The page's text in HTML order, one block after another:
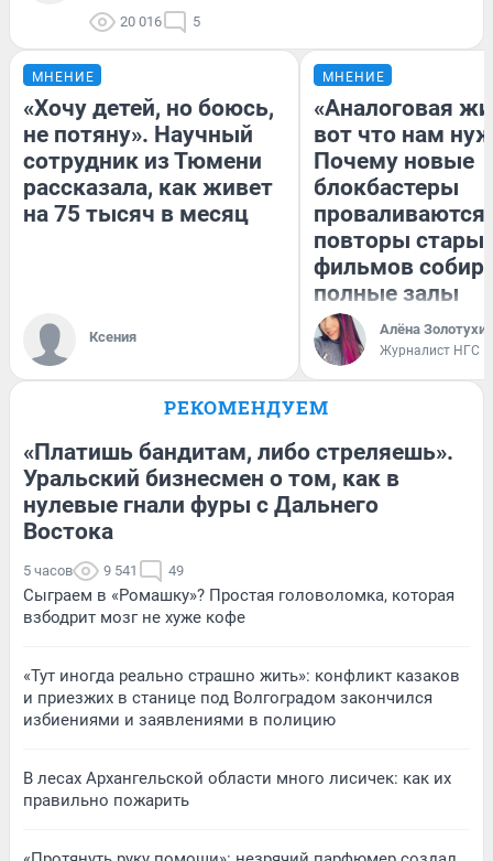
20 016 5
МНЕНИЕ
«Хочу детей, но боюсь,
не потяну». Научный
сотрудник из Тюмени
рассказала, как живет
на 75 тысяч в месяц
Ксения
МНЕНИЕ
«Аналоговая
вот что нам
Почему новые
блокбастеры
повторы
фильмов
полные залы
Алёна
Журналист НГС
РЕКОМЕНДУЕМ
«Платишь бандитам, либо стреляешь».
Уральский бизнесмен о том, как в
нулевые гнали фуры с Дальнего
Востока
5 часов 9 541 49
Сыграем в «Ромашку»? Простая головоломка, которая
взбодрит мозг не хуже кофе
«Тут иногда реально страшно жить»: конфликт казаков
и приезжих в станице под Волгоградом закончился
избиениями и заявлениями в полицию
В лесах Архангельской области много лисичек: как их
правильно пожарить